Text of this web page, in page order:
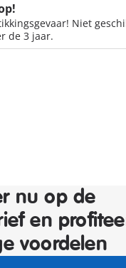
Niet
de 3 jaar.
nu op de
en
voordelen